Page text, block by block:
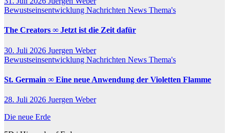
Bewustseinsentwicklung Nachrichten News Thema's
The Creators ∞ Jetzt ist die Zeit dafür
30. Juli 2026 Juergen Weber
Bewustseinsentwicklung Nachrichten News Thema's
St. Germain ∞ Eine neue Anwendung der Violetten Flamme
28. Juli 2026 Juergen Weber
Die neue Erde